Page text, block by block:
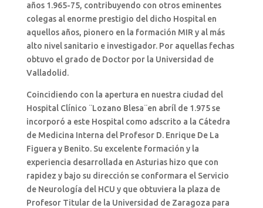
años 1.965-75, contribuyendo con otros eminentes
colegas al enorme prestigio del dicho Hospital en
aquellos años, pionero en la formación MIR y al más
alto nivel sanitario e investigador. Por aquellas fechas
obtuvo el grado de Doctor por la Universidad de
Valladolid.
Coincidiendo con la apertura en nuestra ciudad del
Hospital Clínico ¨Lozano Blesa¨en abríl de 1.975 se
incorporó a este Hospital como adscrito a la Cátedra
de Medicina Interna del Profesor D. Enrique De La
Figuera y Benito. Su excelente formación y la
experiencia desarrollada en Asturias hizo que con
rapidez y bajo su dirección se conformara el Servicio
de Neurología del HCU y que obtuviera la plaza de
Profesor Titular de la Universidad de Zaragoza para